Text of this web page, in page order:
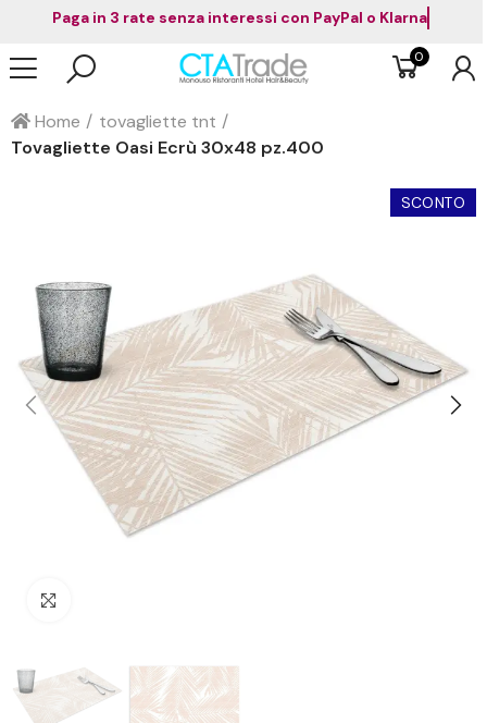
Paga in 3 rate senza interessi con PayPal o Klarna
0
Home
tovagliette tnt
Tovagliette Oasi Ecrù 30x48 pz.400
SCONTO